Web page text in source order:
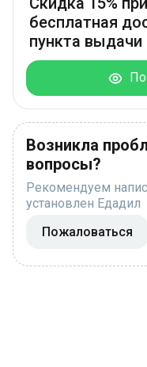
бесплатная
пункта выдачи
Возникла
вопросы?
Рекомендуем
установлен Едадил
Пожаловаться